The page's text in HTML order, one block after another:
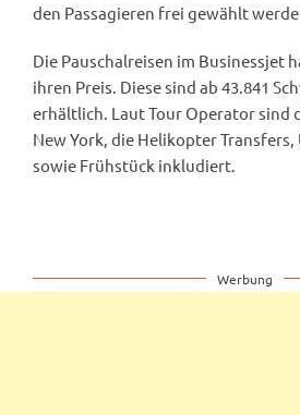
den Passagieren frei gewählt
Die Pauschalreisen im Businessjet
ihren Preis. Diese sind ab 43.841
erhältlich. Laut Tour Operator sind
New York, die Helikopter
sowie Frühstück inkludiert.
Werbung